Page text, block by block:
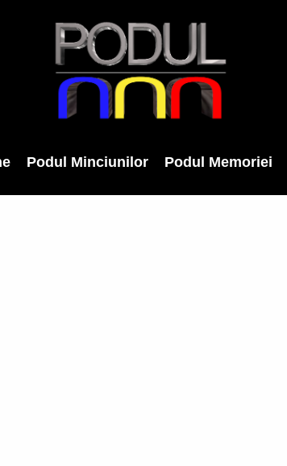
Podul Minciunilor Podul Memoriei